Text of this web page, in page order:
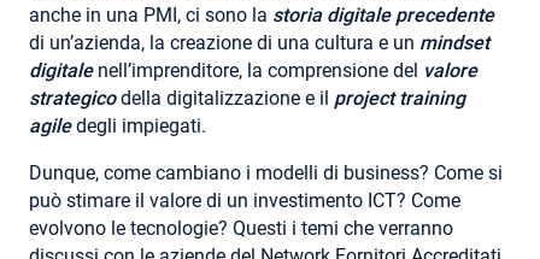
anche in una PMI, ci sono la storia digitale precedente
di un’azienda, la creazione di una cultura e un mindset
digitale nell’imprenditore, la comprensione del valore
strategicodella digitalizzazione e il project training
agiledegli impiegati.
Dunque, come cambiano i modelli di business? Come si
può stimare il valore di un investimento ICT? Come
evolvono le tecnologie? Questi i temi che verranno